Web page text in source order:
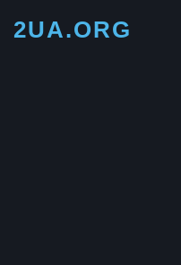
2UA.ORG